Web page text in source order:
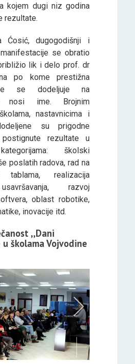
kojem dugi niz godina
rezultate.
Ćosić, dugogodišnji i
se obratio
lik i delo prof. dr
po kome prestižna
se dodeljuje na
nosi ime. Brojnim
nastavnicima i
su prigodne
rezultate u
školski
poslatih radova, rad na
tablama, realizacija
razvoj
oblast robotike,
inovacije itd.
,,Dani
školama Vojvodine